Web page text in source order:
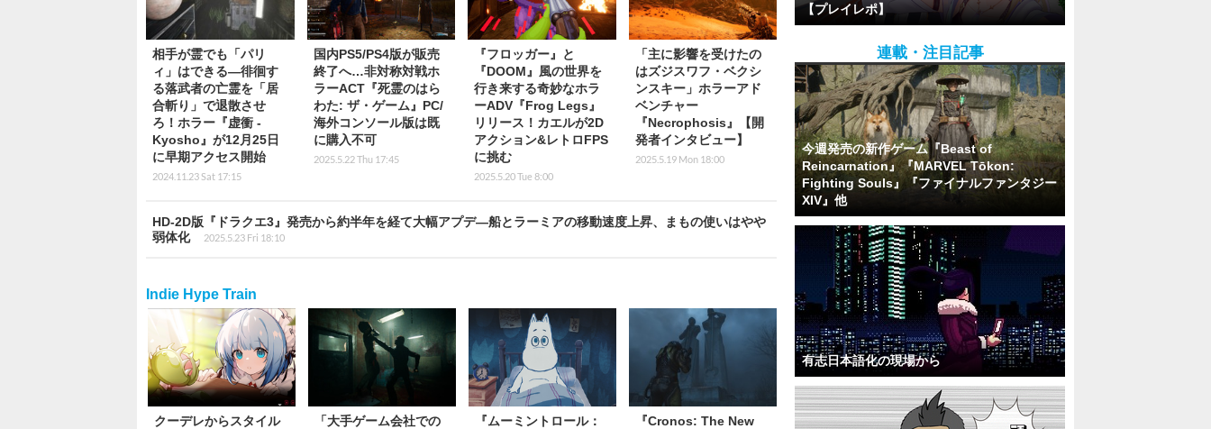
相手が霊でも「パリ
ィ」はできる―徘徊す
る落武者の亡霊を「居
合斬り」で退散させ
ろ！ホラー『虚衝 -
Kyosho』が12月25日
に早期アクセス開始
2024.11.23 Sat 17:15
国内PS5/PS4版が販売
終了へ…非対称対戦ホ
ラーACT『死霊のはら
わた: ザ・ゲーム』PC/
海外コンソール版は既
に購入不可
2025.5.22 Thu 17:45
『フロッガー』と
『DOOM』風の世界を
行き来する奇妙なホラ
ーADV『Frog Legs』
リリース！カエルが2D
アクション&レトロFPS
に挑む
2025.5.20 Tue 8:00
「主に影響を受けたの
はズジスワフ・ベクシ
ンスキー」ホラーアド
ベンチャー
『Necrophosis』【開
発者インタビュー】
2025.5.19 Mon 18:00
HD-2D版『ドラクエ3』発売から約半年を経て大幅アプデ―船とラーミアの移動速度上昇、まもの使いはやや
弱体化
2025.5.23 Fri 18:10
Indie Hype Train
クーデレからスタイル
「大手ゲーム会社での
『ムーミントロール：
『Cronos: The New
【プレイレポ】
連載・注目記事
今週発売の新作ゲーム『Beast of
Reincarnation』『MARVEL Tōkon:
Fighting Souls』『ファイナルファンタジー
XIV』他
有志日本語化の現場から